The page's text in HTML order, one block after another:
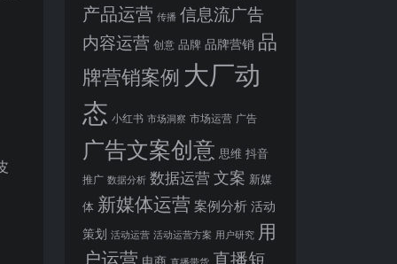
产品运营 传播 信息流广告
内容运营 创意 品牌 品牌营销 品
牌营销案例 大厂动
态 小红书 市场洞察 市场运营 广告
广告文案创意 思维 抖音
推广 数据分析 数据运营 文案 新媒
体 新媒体运营 案例分析 活动
策划 活动运营 活动运营方案 用户研究 用
户运营
直播短